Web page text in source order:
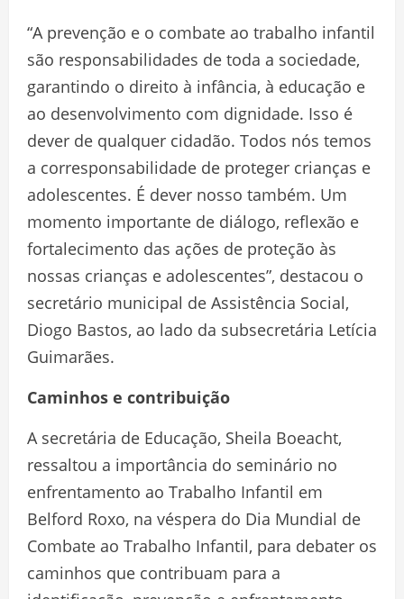
“A prevenção e o combate ao trabalho infantil
são responsabilidades de toda a sociedade,
garantindo o direito à infância, à educação e
ao desenvolvimento com dignidade. Isso é
dever de qualquer cidadão. Todos nós temos
a corresponsabilidade de proteger crianças e
adolescentes. É dever nosso também. Um
momento importante de diálogo, reflexão e
fortalecimento das ações de proteção às
nossas crianças e adolescentes”, destacou o
secretário municipal de Assistência Social,
Diogo Bastos, ao lado da subsecretária Letícia
Guimarães.
Caminhos e contribuição
A secretária de Educação, Sheila Boeacht,
ressaltou a importância do seminário no
enfrentamento ao Trabalho Infantil em
Belford Roxo, na véspera do Dia Mundial de
Combate ao Trabalho Infantil, para debater os
caminhos que contribuam para a